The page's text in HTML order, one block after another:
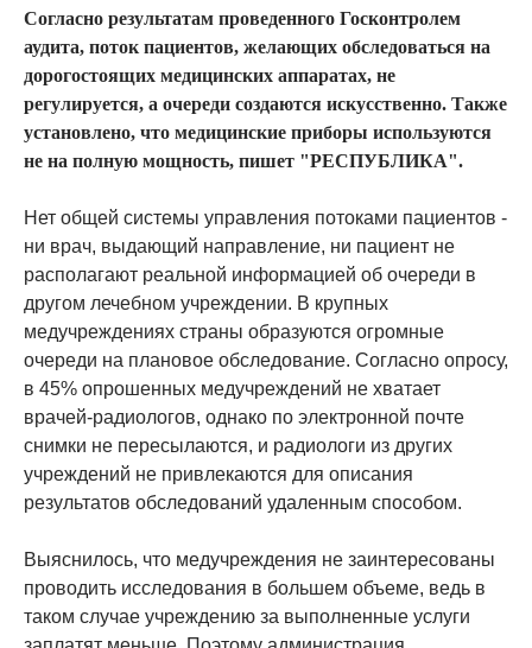
Согласно результатам проведенного Госконтролем
аудита, поток пациентов, желающих обследоваться на
дорогостоящих медицинских аппаратах, не
регулируется, а очереди создаются искусственно. Также
установлено, что медицинские приборы используются
не на полную мощность, пишет "РЕСПУБЛИКА".
Нет общей системы управления потоками пациентов -
ни врач, выдающий направление, ни пациент не
располагают реальной информацией об очереди в
другом лечебном учреждении. В крупных
медучреждениях страны образуются огромные
очереди на плановое обследование. Согласно опросу,
в 45% опрошенных медучреждений не хватает
врачей-радиологов, однако по электронной почте
снимки не пересылаются, и радиологи из других
учреждений не привлекаются для описания
результатов обследований удаленным способом.
Выяснилось, что медучреждения не заинтересованы
проводить исследования в большем объеме, ведь в
таком случае учреждению за выполненные услуги